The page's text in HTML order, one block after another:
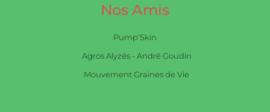
Nos Amis
Pump'Skin
Agros Alyzés - André Goudin
Mouvement Graines de Vie